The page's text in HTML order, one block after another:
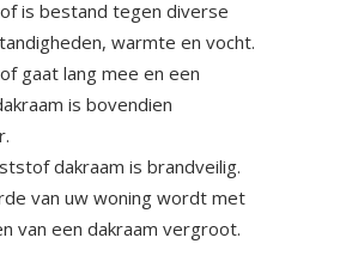
is bestand tegen diverse
warmte en vocht.
gaat lang mee en een
is bovendien
dakraam is brandveilig.
van uw woning wordt met
van een dakraam vergroot.